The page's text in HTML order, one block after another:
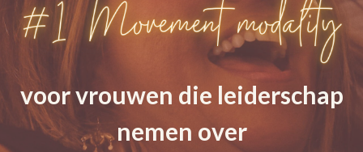
voor vrouwen die leiderschap
nemen over